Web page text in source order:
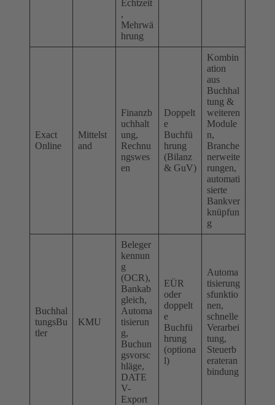
Echtzeit
,
Mehrwä
hrung
Exact
Online
Mittelst
and
Finanzb
uchhalt
ung,
Rechnu
ngswes
en
Doppelt
e
Buchfü
hrung
(Bilanz
& GuV)
Kombin
ation
aus
Buchhal
tung &
weiteren
Module
n,
Branche
nerweite
rungen,
automati
sierte
Bankver
knüpfun
g
Buchhal
tungsBu
tler
KMU
Beleger
kennun
g
(OCR),
Bankab
gleich,
Automa
tisierun
g,
Buchun
gsvorsc
hläge,
DATE
V-
Export
EÜR
oder
doppelt
e
Buchfü
hrung
(optiona
l)
Automa
tisierung
sfunktio
nen,
schnelle
Verarbei
tung,
Steuerb
erateran
bindung